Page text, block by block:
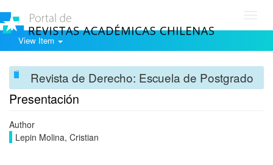
View Item
Revista de Derecho: Escuela de Postgrado
Presentación
Author
Lepin Molina, Cristian